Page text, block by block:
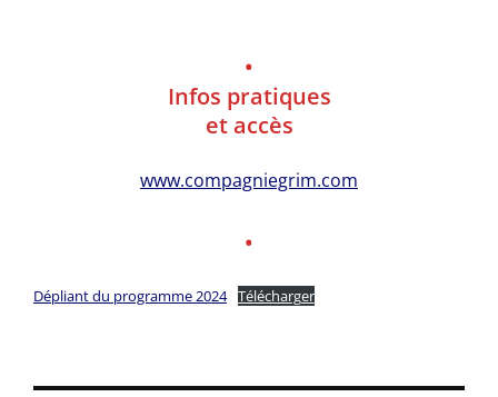
•
Infos pratiques
et accès
www.compagniegrim.com
•
Dépliant du programme 2024 Télécharger